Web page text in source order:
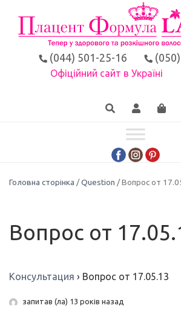
(044) 501-25-16
Офіційний сайт в Україні
Головна сторінка /Question / Вопрос от
Вопрос от
Консультация › Вопрос от 17.05.13
запитав (ла) 13 років назад